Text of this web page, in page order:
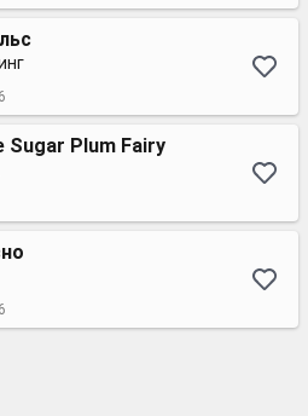
Sugar Plum Fairy